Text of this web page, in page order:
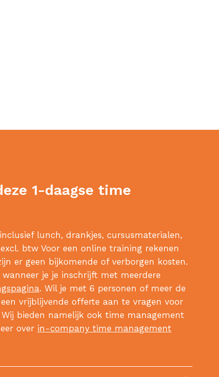
1-daagse time
lunch, drankjes, cursusmaterialen,
btw Voor een online training rekenen
er geen bijkomende of verborgen kosten.
je je inschrijft met meerdere
. Wil je met 6 personen of meer de
vrijblijvende offerte aan te vragen voor
bieden namelijk ook time management
over in-company time management